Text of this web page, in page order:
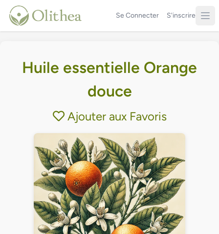
Se Connecter S'inscrire
Huile essentielle Orange
douce
Ajouter aux Favoris